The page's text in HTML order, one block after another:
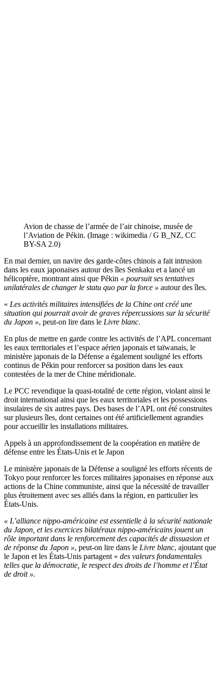
Avion de chasse de l’armée de l’air chinoise, musée de
l’Aviation de Pékin. (Image : wikimedia / G B_NZ, CC
BY-SA 2.0)
En mai dernier, un navire des garde-côtes chinois a fait intrusion
dans les eaux japonaises autour des îles Senkaku et a lancé un
hélicoptère, montrant ainsi que Pékin « poursuit ses tentatives
unilatérales de changer le statu quo par la force » autour des îles.
« Les activités militaires intensifiées de la Chine ont créé une
situation qui pourrait avoir de graves répercussions sur la sécurité
du Japon », peut-on lire dans le Livre blanc.
En plus de mettre en garde contre les activités de l’APL concernant
les eaux territoriales et l’espace aérien japonais et taïwanais, le
ministère japonais de la Défense a également souligné les efforts
continus de Pékin pour renforcer sa position dans les eaux
contestées de la mer de Chine méridionale.
Le PCC revendique la quasi-totalité de cette région, violant ainsi le
droit international ainsi que les eaux territoriales et les possessions
insulaires de six autres pays. Des bases de l’APL ont été construites
sur plusieurs îles, dont certaines ont été artificiellement agrandies
pour accueillir les installations militaires.
Appels à un approfondissement de la coopération en matière de
défense entre les États-Unis et le Japon
Le ministère japonais de la Défense a souligné les efforts récents de
Tokyo pour renforcer les forces militaires japonaises en réponse aux
actions de la Chine communiste, ainsi que la nécessité de travailler
plus étroitement avec ses alliés dans la région, en particulier les
États-Unis.
« L’alliance nippo-américaine est essentielle à la sécurité nationale
du Japon, et les exercices bilatéraux nippo-américains jouent un
rôle important dans le renforcement des capacités de dissuasion et
de réponse du Japon », peut-on lire dans le Livre blanc, ajoutant que
le Japon et les États-Unis partagent « des valeurs fondamentales
telles que la démocratie, le respect des droits de l’homme et l’État
de droit ».